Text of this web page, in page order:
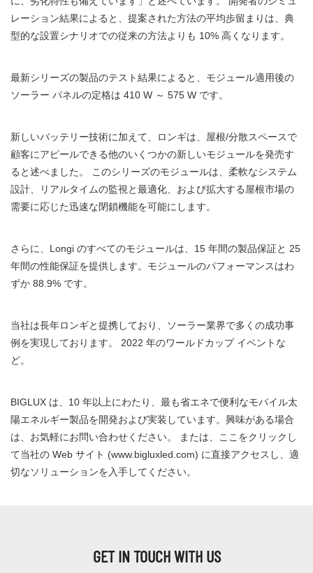
レーション結果によると、提案された方法の平均歩留まりは、典
型的な設置シナリオでの従来の方法よりも 10% 高くなります。
最新シリーズの製品のテスト結果によると、モジュール適用後の
ソーラー パネルの定格は 410 W ～ 575 W です。
新しいバッテリー技術に加えて、ロンギは、屋根/分散スペースで
顧客にアピールできる他のいくつかの新しいモジュールを発売す
ると述べました。 このシリーズのモジュールは、柔軟なシステム
設計、リアルタイムの監視と最適化、および拡大する屋根市場の
需要に応じた迅速な閉鎖機能を可能にします。
さらに、Longi のすべてのモジュールは、15 年間の製品保証と 25
年間の性能保証を提供します。モジュールのパフォーマンスはわ
ずか 88.9% です。
当社は長年ロンギと提携しており、ソーラー業界で多くの成功事
例を実現しております。 2022 年のワールドカップ イベントな
ど。
BIGLUX は、10 年以上にわたり、最も省エネで便利なモバイル太
陽エネルギー製品を開発および実装しています。興味がある場合
は、お気軽にお問い合わせください。 または、ここをクリックし
て当社の Web サイト (www.bigluxled.com) に直接アクセスし、適
切なソリューションを入手してください。
GET IN TOUCH WITH US